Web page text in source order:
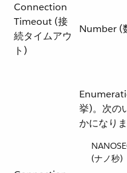
Connection
Timeout (接
続タイムアウ
ト)
Number (
挙)。次の
かになりま
(ナノ秒)